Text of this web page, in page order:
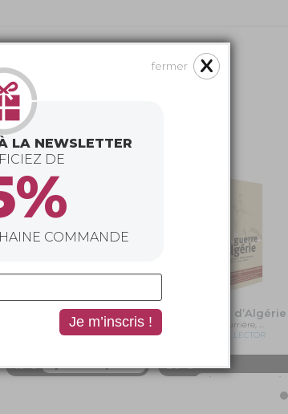
La Guerre d’Algérie
(nouvelle …
Yves Courrière, …
15 €
La Guerre d’Algérie
Yves Courrière, …
DVD COLLECTOR
20 €
Ajouter au panier
fermer
LA NEWSLETTER
DE
COMMANDE